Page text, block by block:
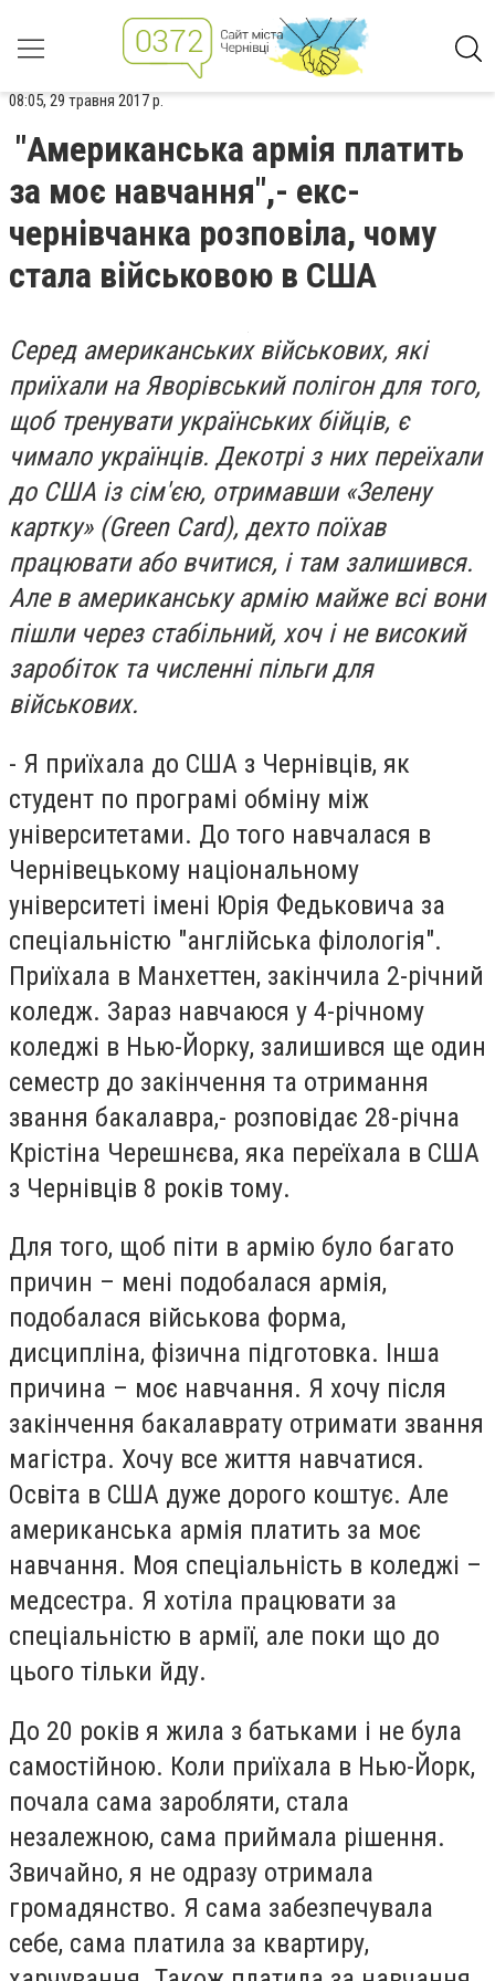
08:05, 29 травня 2017 р.
"Американська армія платить
за моє навчання",- екс-
чернівчанка розповіла, чому
стала військовою в США
Серед американських військових, які
приїхали на Яворівський полігон для того,
щоб тренувати українських бійців, є
чимало українців. Декотрі з них переїхали
до США із сім'єю, отримавши «Зелену
картку» (Green Card), дехто поїхав
працювати або вчитися, і там залишився.
Але в американську армію майже всі вони
пішли через стабільний, хоч і не високий
заробіток та численні пільги для
військових.
- Я приїхала до США з Чернівців, як
студент по програмі обміну між
університетами. До того навчалася в
Чернівецькому національному
університеті імені Юрія Федьковича за
спеціальністю "англійська філологія".
Приїхала в Манхеттен, закінчила 2-річний
коледж. Зараз навчаюся у 4-річному
коледжі в Нью-Йорку, залишився ще один
семестр до закінчення та отримання
звання бакалавра,- розповідає 28-річна
Крістіна Черешнєва, яка переїхала в США
з Чернівців 8 років тому.
Для того, щоб піти в армію було багато
причин – мені подобалася армія,
подобалася військова форма,
дисципліна, фізична підготовка. Інша
причина – моє навчання. Я хочу після
закінчення бакалаврату отримати звання
магістра. Хочу все життя навчатися.
Освіта в США дуже дорого коштує. Але
американська армія платить за моє
навчання. Моя спеціальність в коледжі –
медсестра. Я хотіла працювати за
спеціальністю в армії, але поки що до
цього тільки йду.
До 20 років я жила з батьками і не була
самостійною. Коли приїхала в Нью-Йорк,
почала сама заробляти, стала
незалежною, сама приймала рішення.
Звичайно, я не одразу отримала
громадянство. Я сама забезпечувала
себе, сама платила за квартиру,